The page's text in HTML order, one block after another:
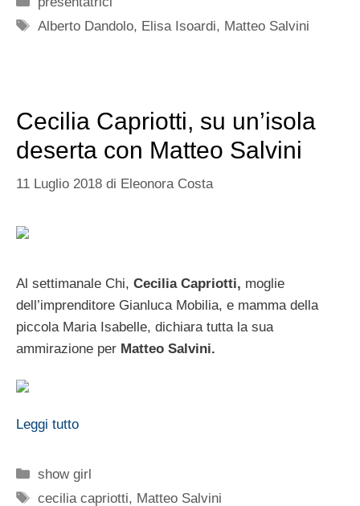
Tag
Alberto Dandolo, Elisa Isoardi, Matteo Salvini
Cecilia Capriotti, su un’isola
deserta con Matteo Salvini
11 Luglio 2018 di Eleonora Costa
Al settimanale Chi, Cecilia Capriotti, moglie
dell’imprenditore Gianluca Mobilia, e mamma della
piccola Maria Isabelle, dichiara tutta la sua
ammirazione per Matteo Salvini.
Leggi tutto
Categorie
show girl
Tag
cecilia capriotti, Matteo Salvini